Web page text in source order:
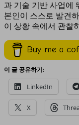
과 기술 기반 사업에
본인이 스스로 발견
이 상황 속에서 관찰
Buy me a
이 글 공유하기:
LinkedIn
X